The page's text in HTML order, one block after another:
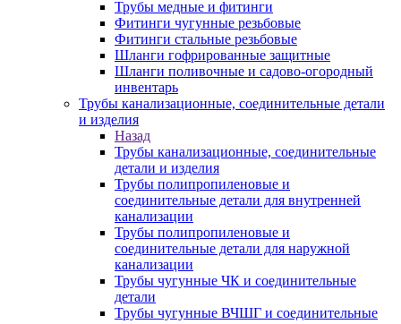
Трубы медные и фитинги
Фитинги чугунные резьбовые
Фитинги стальные резьбовые
Шланги гофрированные защитные
Шланги поливочные и садово-огородный
инвентарь
Трубы канализационные, соединительные детали
и изделия
Назад
Трубы канализационные, соединительные
детали и изделия
Трубы полипропиленовые и
соединительные детали для внутренней
канализации
Трубы полипропиленовые и
соединительные детали для наружной
канализации
Трубы чугунные ЧК и соединительные
детали
Трубы чугунные ВЧШГ и соединительные